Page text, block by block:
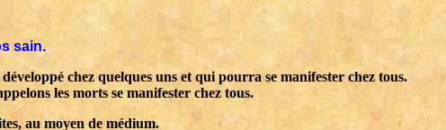
sain.
chez quelques uns et qui pourra se manifester chez tous.
les morts se manifester chez tous.
au moyen de médium.